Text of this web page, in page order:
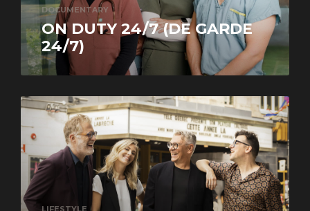
DOCUMENTARY
ON DUTY 24/7 (DE GARDE
24/7)
LIFESTYLE